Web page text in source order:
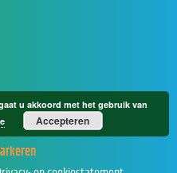
u akkoord met het gebruik van
Accepteren